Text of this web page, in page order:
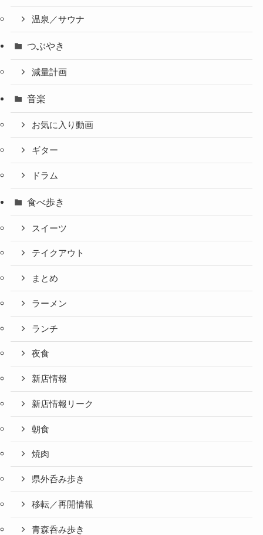
温泉／サウナ
つぶやき
減量計画
音楽
お気に入り動画
ギター
ドラム
食べ歩き
スイーツ
テイクアウト
まとめ
ラーメン
ランチ
夜食
新店情報
新店情報リーク
朝食
焼肉
県外呑み歩き
移転／再開情報
青森呑み歩き